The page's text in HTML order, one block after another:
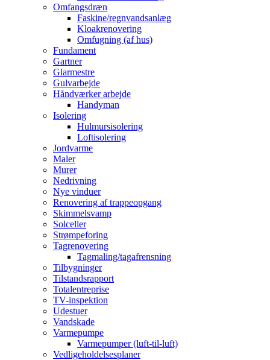
Omfangsdræn
Faskine/regnvandsanlæg
Kloakrenovering
Omfugning (af hus)
Fundament
Gartner
Glarmestre
Gulvarbejde
Håndværker arbejde
Handyman
Isolering
Hulmursisolering
Loftisolering
Jordvarme
Maler
Murer
Nedrivning
Nye vinduer
Renovering af trappeopgang
Skimmelsvamp
Solceller
Strømpeforing
Tagrenovering
Tagmaling/tagafrensning
Tilbygninger
Tilstandsrapport
Totalentreprise
TV-inspektion
Udestuer
Vandskade
Varmepumpe
Varmepumper (luft-til-luft)
Vedligeholdelsesplaner